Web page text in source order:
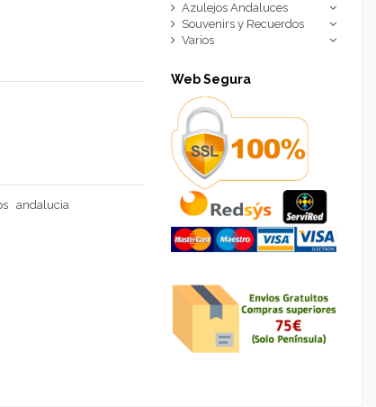
andalucia
Azulejos Andaluces
Souvenirs y Recuerdos
Varios
Web Segura